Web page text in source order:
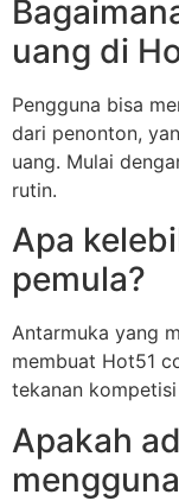
uang di
Pengguna bisa
dari penonton,
uang. Mulai
rutin.
Apa
pemula?
Antarmuka yang
membuat Hot51
tekanan
Apakah